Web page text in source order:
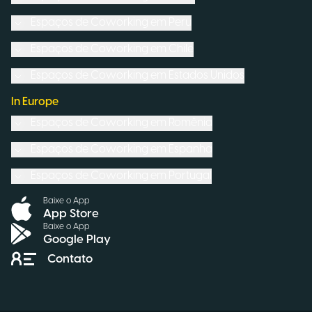
In Europe
Baixe o App
App Store
Baixe o App
Google Play
Contato